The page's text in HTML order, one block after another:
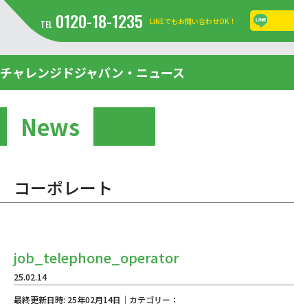
TEL 0120-18-1235 LINEでもお問い合わせOK！
チャレンジドジャパン・ニュース
News
コーポレート
job_telephone_operator
25.02.14
最終更新日時: 25年02月14日｜カテゴリー：